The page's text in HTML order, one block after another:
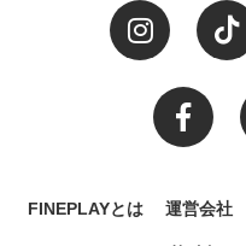
FINEPLAYとは 運営会社